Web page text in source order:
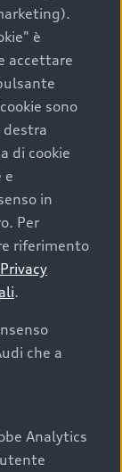
è
accettare
sono
destra
di cookie
e
in
Per
riferimento
Privacy
.
che a
Analytics